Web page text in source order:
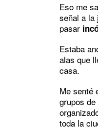
Eso me
señal a la
pasar
Estaba
alas que
casa.
Me senté
grupos
toda la